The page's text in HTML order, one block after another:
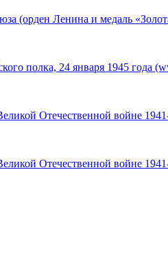
(орден Ленина и медаль
полка, 24 января 1945 года
Отечественной войне
Отечественной войне